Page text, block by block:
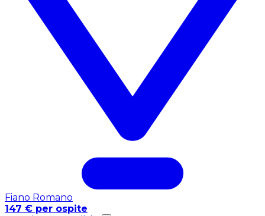
Fiano Romano
147 € per ospite